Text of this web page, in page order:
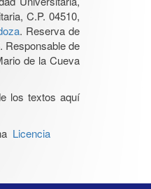
C.P. 04510,
. Reserva de
Responsable de
de la Cueva
los textos aquí
Licencia